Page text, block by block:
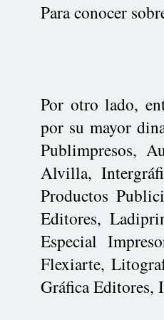
Para conocer
Por otro lado,
por su mayor
Publimpresos,
Alvilla,
Productos
Editores,
Especial
Flexiarte,
Gráfica